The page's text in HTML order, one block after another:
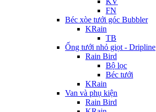
FN
Béc xòe tưới góc Bubbler
KRain
TB
Ống tưới nhỏ giọt - Dripline
Rain Bird
Bộ lọc
Béc tưới
KRain
Van và phụ kiện
Rain Bird